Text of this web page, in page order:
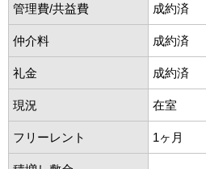
管理費/共益費 成約済
仲介料 成約済
礼金 成約済
現況 在室
フリーレント 1ヶ月